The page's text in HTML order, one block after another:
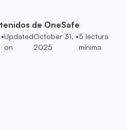
de OneSafe
•Updated
on
October 31,
2025
•5 lectura
mínima